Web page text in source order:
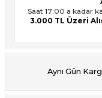
Saat 17:00 a kadar
3.000 TL Üzeri
Aynı Gün